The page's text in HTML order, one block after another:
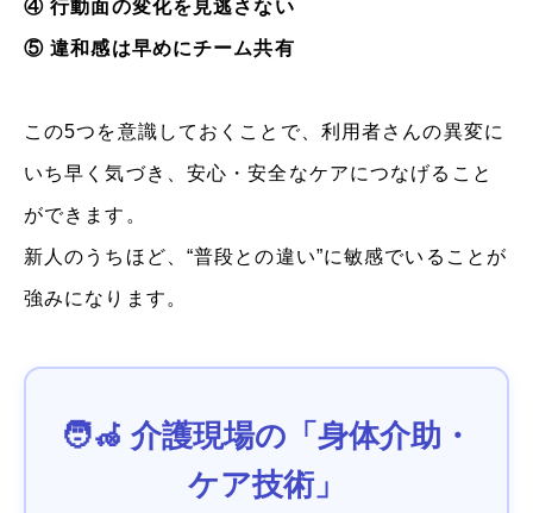
④ 行動面の変化を見逃さない
⑤ 違和感は早めにチーム共有
この5つを意識しておくことで、利用者さんの異変に
いち早く気づき、安心・安全なケアにつなげること
ができます。
新人のうちほど、“普段との違い”に敏感でいることが
強みになります。
🧑‍🦽 介護現場の「身体介助・
ケア技術」